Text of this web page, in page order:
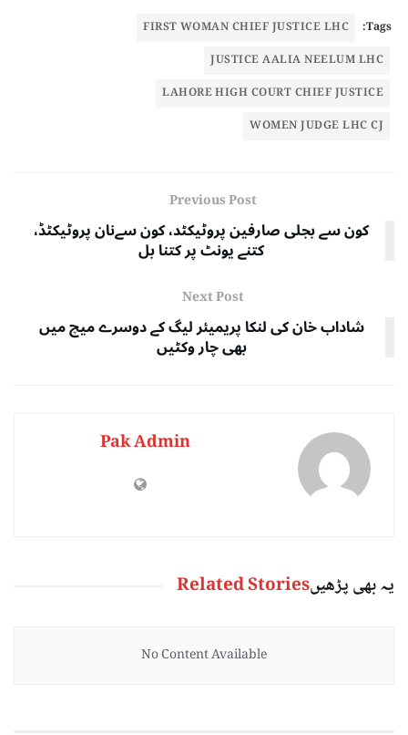
Tags:
FIRST WOMAN CHIEF JUSTICE LHC
JUSTICE AALIA NEELUM LHC
LAHORE HIGH COURT CHIEF JUSTICE
WOMEN JUDGE LHC CJ
Previous Post
کون سے بجلی صارفین پروٹیکٹد، کون سےنان پروٹیکٹڈ،
کتنے یونٹ پر کتنا بل
Next Post
شاداب خان کی لنکا پریمیئر لیگ کے دوسرے میچ میں
بھی چار وکٹیں
Pak Admin
یہ بھی پڑھیںRelated Stories
No Content Available